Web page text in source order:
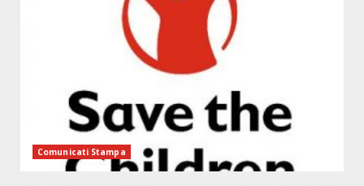
Comunicati Stampa